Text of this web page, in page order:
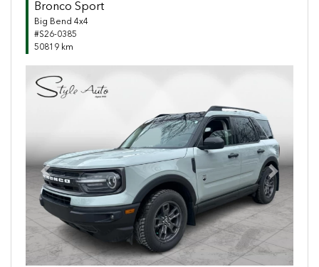
Bronco Sport
Big Bend 4x4
#S26-0385
50819 km
Previous Next